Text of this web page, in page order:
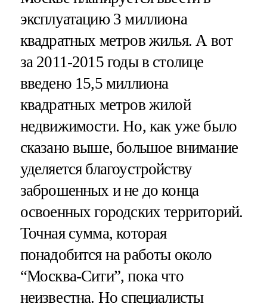
эксплуатацию 3 миллиона
квадратных метров жилья. А вот
за 2011-2015 годы в столице
введено 15,5 миллиона
квадратных метров жилой
недвижимости. Но, как уже было
сказано выше, большое внимание
уделяется благоустройству
заброшенных и не до конца
освоенных городских территорий.
Точная сумма, которая
понадобится на работы около
“Москва-Сити”, пока что
неизвестна. Но специалисты